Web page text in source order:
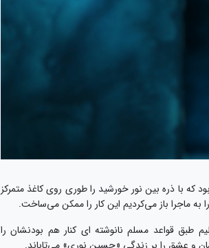
که با ذره­ بین نور خورشید را طوری روی کاغذ متمرکز
به ماجرا باز می‌­کردیم این کار را ممکن می‌­ساخت.
طبق قواعد مسلم نانوشته‌ ای کنار هم بودنشان را